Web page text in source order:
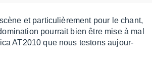
et parti­cu­liè­re­ment pour le chant,
pour­rait bien être mise à mal
AT2010 que nous testons aujour­